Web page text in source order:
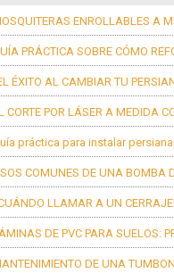
ENROLLABLES A
PRÁCTICA SOBRE CÓMO
ÉXITO AL CAMBIAR TU
CORTE POR LÁSER A MEDIDA
práctica para instalar
COMUNES DE UNA BOMBA
LLAMAR A UN
DE PVC PARA SUELOS:
DE UNA